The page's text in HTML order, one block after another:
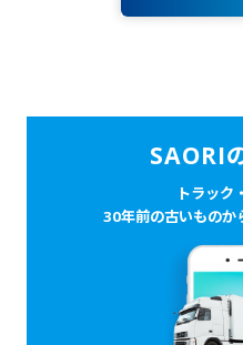
SAORI
トラック
30年前の古いものか